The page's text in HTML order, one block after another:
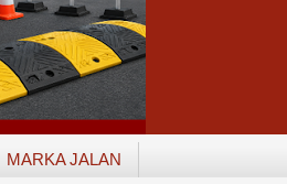
MARKA JALAN